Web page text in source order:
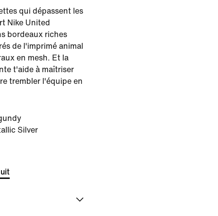
qui dépassent les
Nike United
bordeaux riches
de l'imprimé animal
en mesh. Et la
t'aide à maîtriser
trembler l'équipe en
Silver